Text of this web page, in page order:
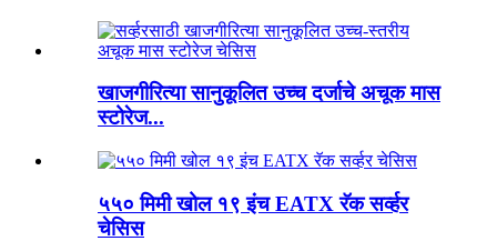
खाजगीरित्या सानुकूलित उच्च दर्जाचे अचूक मास
स्टोरेज...
५५० मिमी खोल १९ इंच EATX रॅक सर्व्हर
चेसिस